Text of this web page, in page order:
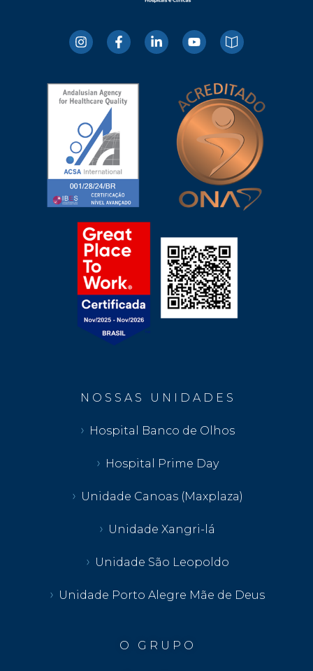
N O S S A S U N I D A D E S
Hospital Banco de Olhos
Hospital Prime Day
Unidade Canoas (Maxplaza)
Unidade Xangri-lá
Unidade São Leopoldo
Unidade Porto Alegre Mãe de Deus
O G R U P O